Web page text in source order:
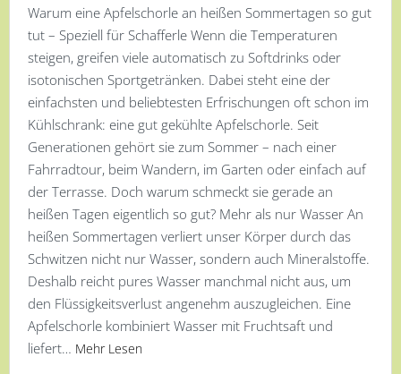
Warum eine Apfelschorle an heißen Sommertagen so gut
tut – Speziell für Schafferle Wenn die Temperaturen
steigen, greifen viele automatisch zu Softdrinks oder
isotonischen Sportgetränken. Dabei steht eine der
einfachsten und beliebtesten Erfrischungen oft schon im
Kühlschrank: eine gut gekühlte Apfelschorle. Seit
Generationen gehört sie zum Sommer – nach einer
Fahrradtour, beim Wandern, im Garten oder einfach auf
der Terrasse. Doch warum schmeckt sie gerade an
heißen Tagen eigentlich so gut? Mehr als nur Wasser An
heißen Sommertagen verliert unser Körper durch das
Schwitzen nicht nur Wasser, sondern auch Mineralstoffe.
Deshalb reicht pures Wasser manchmal nicht aus, um
den Flüssigkeitsverlust angenehm auszugleichen. Eine
Apfelschorle kombiniert Wasser mit Fruchtsaft und
liefert… Mehr Lesen